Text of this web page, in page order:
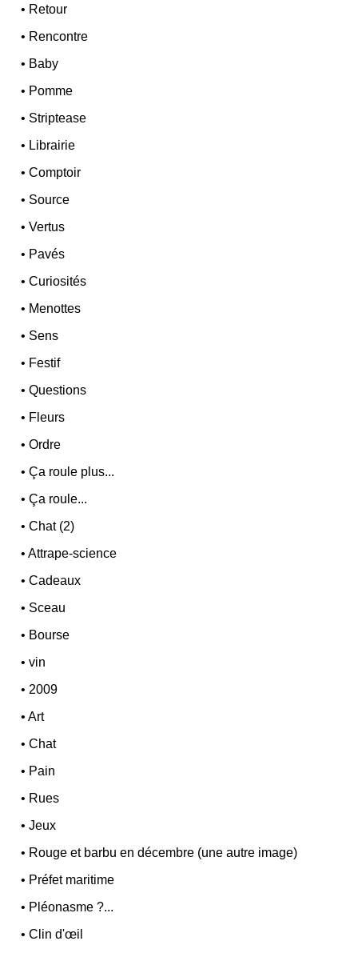
• Retour
• Rencontre
• Baby
• Pomme
• Striptease
• Librairie
•Comptoir
• Source
•Vertus
• Pavés
•Curiosités
• Menottes
• Sens
• Festif
•Questions
• Fleurs
•Ordre
•Ça roule plus...
•Ça roule...
•Chat (2)
•Attrape-science
•Cadeaux
• Sceau
• Bourse
•vin
• 2009
•Art
•Chat
• Pain
• Rues
•Jeux
• Rouge et barbu en décembre (une autre image)
• Préfet maritime
• Pléonasme ?...
•Clin d'œil